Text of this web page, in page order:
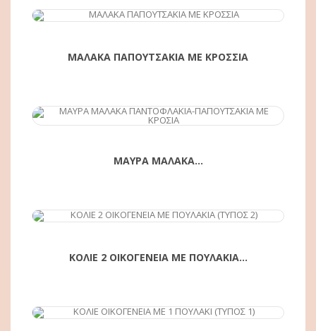
ΑΓΟΡΆ
ΜΑΛΑΚΑ ΠΑΠΟΥΤΣΑΚΙΑ ΜΕ ΚΡΟΣΣΙΑ
ΜΑΥΡΑ ΜΑΛΑΚΑ...
ΑΓΟΡΆ
ΚΟΛΙΕ 2 ΟΙΚΟΓΕΝΕΙΑ ΜΕ ΠΟΥΛΑΚΙΑ...
ΑΓΟΡΆ